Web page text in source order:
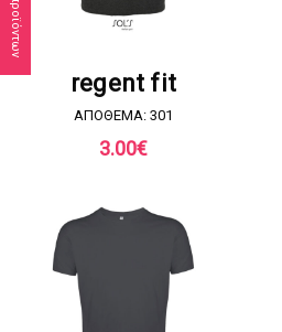
regent fit
ΑΠΟΘΕΜΑ: 301
3.00€